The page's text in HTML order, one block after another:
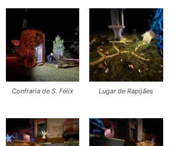
Confraria de S. Félix Lugar de Rapijães